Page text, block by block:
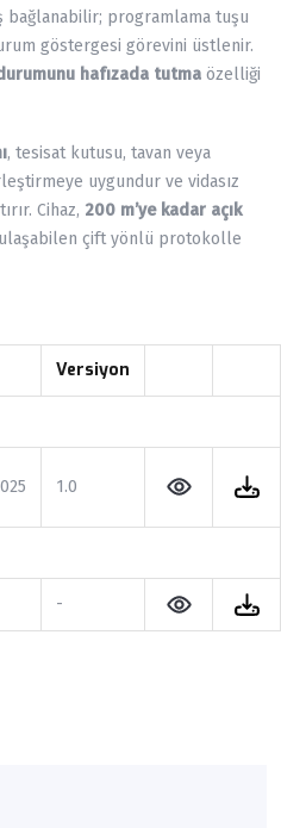
bağlanabilir; programlama tuşu
göstergesi görevini üstlenir.
hafızada tutma özelliği
, tesisat kutusu, tavan veya
uygundur ve vidasız
Cihaz, 200 m’ye kadar açık
çift yönlü protokolle
Versiyon
1.0
-